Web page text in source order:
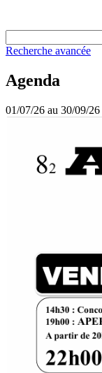
Recherche avancée
Agenda
01/07/26 au 30/09/26